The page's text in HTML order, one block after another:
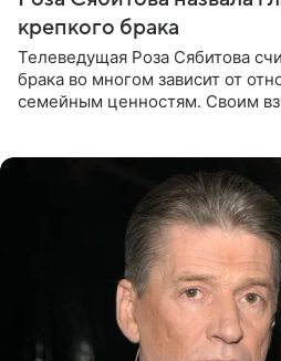
крепкого брака
Телеведущая Роза Сябитова
брака во многом зависит от
семейным ценностям. Своим